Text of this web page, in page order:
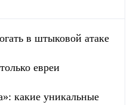
в штыковой атаке
евреи
какие уникальные